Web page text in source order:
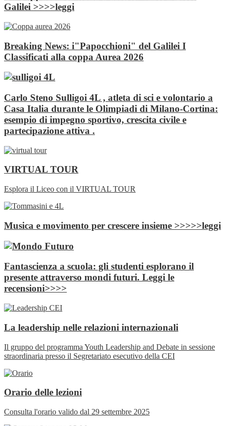
Galilei >>>>leggi
Breaking News: i"Papocchioni" del Galilei I
Classificati alla coppa Aurea 2026
Carlo Steno Sulligoi 4L , atleta di sci e volontario a
Casa Italia durante le Olimpiadi di Milano‑Cortina:
esempio di impegno sportivo, crescita civile e
partecipazione attiva .
VIRTUAL TOUR
Esplora il Liceo con il VIRTUAL TOUR
Musica e movimento per crescere insieme >>>>>leggi
Fantascienza a scuola: gli studenti esplorano il
presente attraverso mondi futuri. Leggi le
recensioni>>>>
La leadership nelle relazioni internazionali
Il gruppo del programma Youth Leadership and Debate in sessione
straordinaria presso il Segretariato esecutivo della CEI
Orario delle lezioni
Consulta l'orario valido dal 29 settembre 2025